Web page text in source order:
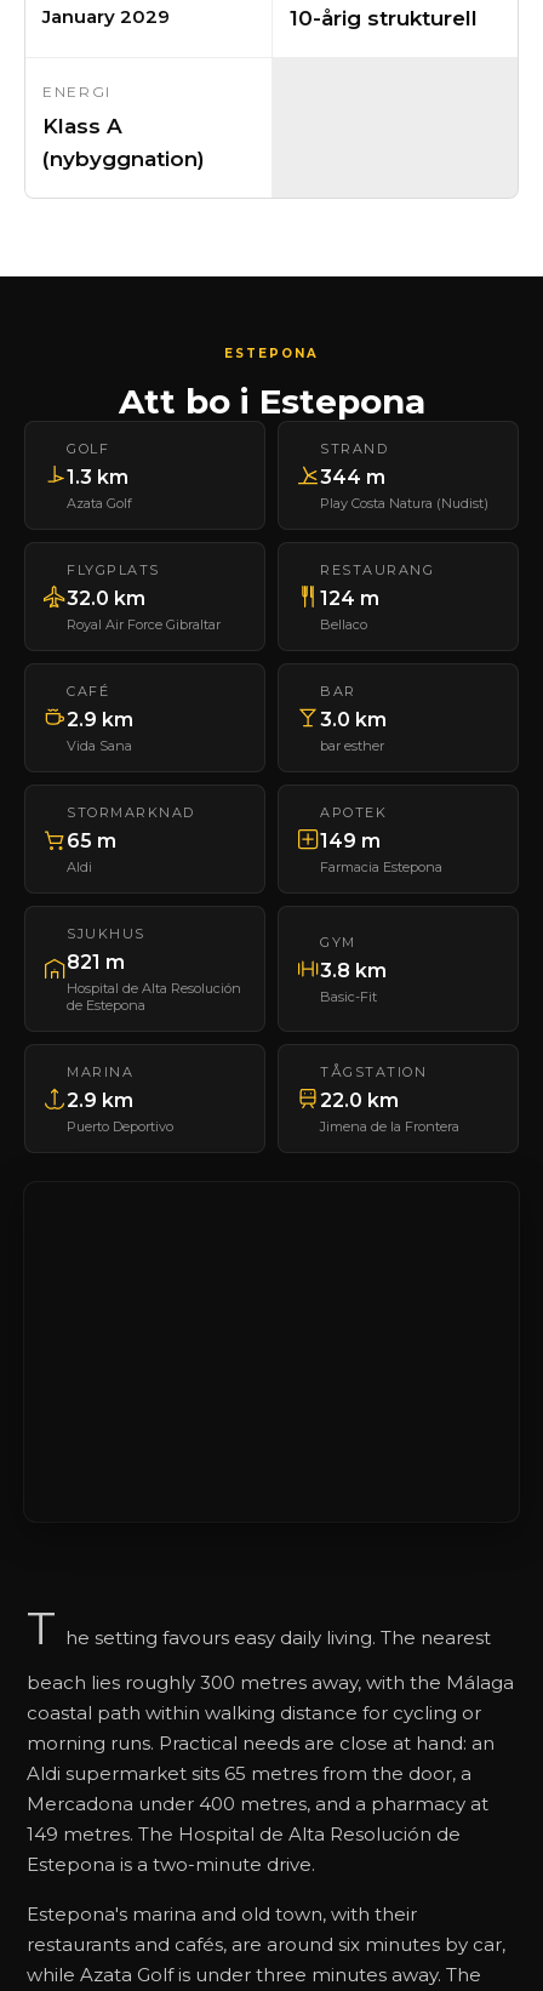
January 2029 10-årig strukturell
ENERGI
Klass A
(nybyggnation)
ESTEPONA
Att bo i Estepona
GOLF
1.3 km
Azata Golf
STRAND
344 m
Play Costa Natura (Nudist)
FLYGPLATS
32.0 km
Royal Air Force Gibraltar
RESTAURANG
124 m
Bellaco
CAFÉ
2.9 km
Vida Sana
BAR
3.0 km
bar esther
STORMARKNAD
65 m
Aldi
APOTEK
149 m
Farmacia Estepona
SJUKHUS
821 m
Hospital de Alta Resolución
de Estepona
GYM
3.8 km
Basic-Fit
MARINA
2.9 km
Puerto Deportivo
TÅGSTATION
22.0 km
Jimena de la Frontera
T he setting favours easy daily living. The nearest
beach lies roughly 300 metres away, with the Málaga
coastal path within walking distance for cycling or
morning runs. Practical needs are close at hand: an
Aldi supermarket sits 65 metres from the door, a
Mercadona under 400 metres, and a pharmacy at
149 metres. The Hospital de Alta Resolución de
Estepona is a two-minute drive.
Estepona's marina and old town, with their
restaurants and cafés, are around six minutes by car,
while Azata Golf is under three minutes away. The